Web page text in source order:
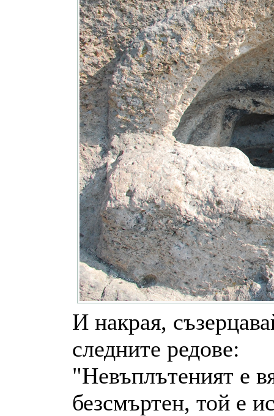
И накрая,
следните редове:
"Невъплътеният е
безсмъртен, той е